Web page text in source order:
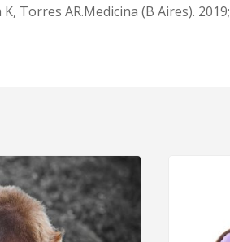
Torres AR.Medicina (B Aires).